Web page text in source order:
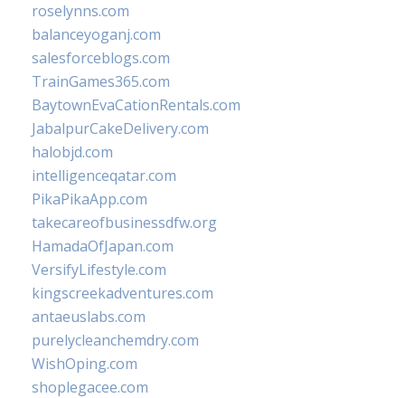
roselynns.com
balanceyoganj.com
salesforceblogs.com
TrainGames365.com
BaytownEvaCationRentals.com
JabalpurCakeDelivery.com
halobjd.com
intelligenceqatar.com
PikaPikaApp.com
takecareofbusinessdfw.org
HamadaOfJapan.com
VersifyLifestyle.com
kingscreekadventures.com
antaeuslabs.com
purelycleanchemdry.com
WishOping.com
shoplegacee.com